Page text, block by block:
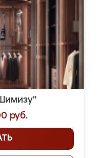
руб.